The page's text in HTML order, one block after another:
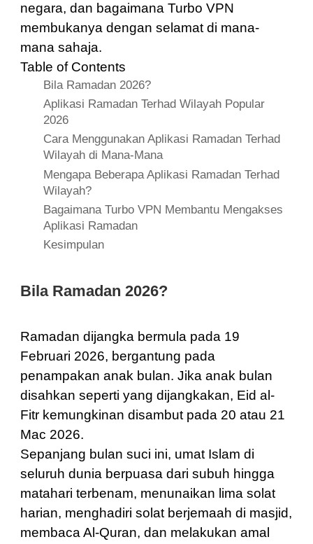
negara, dan bagaimana Turbo VPN
membukanya dengan selamat di mana-
mana sahaja.
Table of Contents
Bila Ramadan 2026?
Aplikasi Ramadan Terhad Wilayah Popular
2026
Cara Menggunakan Aplikasi Ramadan Terhad
Wilayah di Mana-Mana
Mengapa Beberapa Aplikasi Ramadan Terhad
Wilayah?
Bagaimana Turbo VPN Membantu Mengakses
Aplikasi Ramadan
Kesimpulan
Bila Ramadan 2026?
Ramadan dijangka bermula pada 19
Februari 2026, bergantung pada
penampakan anak bulan. Jika anak bulan
disahkan seperti yang dijangkakan, Eid al-
Fitr kemungkinan disambut pada 20 atau 21
Mac 2026.
Sepanjang bulan suci ini, umat Islam di
seluruh dunia berpuasa dari subuh hingga
matahari terbenam, menunaikan lima solat
harian, menghadiri solat berjemaah di masjid,
membaca Al-Quran, dan melakukan amal